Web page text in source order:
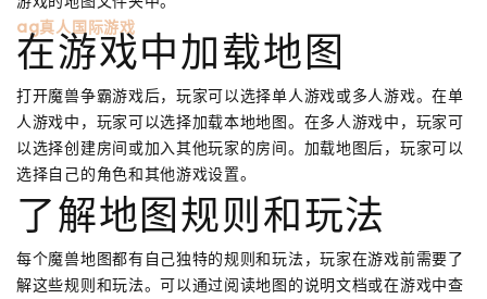
ag真人国际游戏
在游戏中加载地图
打开魔兽争霸游戏后，玩家可以选择单人游戏或多人游戏。在单
人游戏中，玩家可以选择加载本地地图。在多人游戏中，玩家可
以选择创建房间或加入其他玩家的房间。加载地图后，玩家可以
选择自己的角色和其他游戏设置。
了解地图规则和玩法
每个魔兽地图都有自己独特的规则和玩法，玩家在游戏前需要了
解这些规则和玩法。可以通过阅读地图的说明文档或在游戏中查